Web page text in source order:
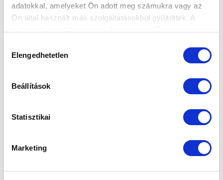
adatokkal, amelyeket Ön adott meg számukra vagy az
Ön által használt más szolgáltatásokból gyűjtöttek. A
kiválasztása
Elengedhetetlen
Beállítások
Statisztikai
Marketing